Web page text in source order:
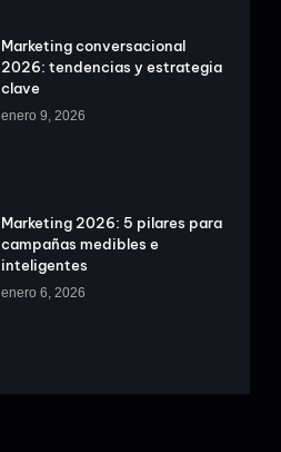
Marketing conversacional
2026: tendencias y estrategia
clave
enero 9, 2026
Marketing 2026: 5 pilares para
campañas medibles e
inteligentes
enero 6, 2026